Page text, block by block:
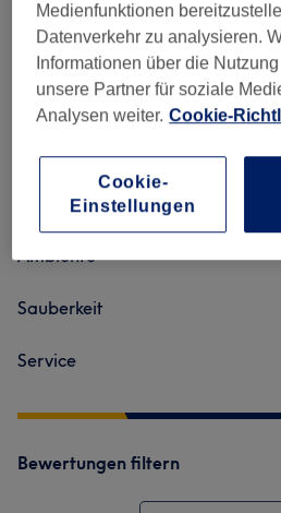
Salonbewertungen
5,0
Ambiente
Sauberkeit
Service
Bewertungen filtern
Medienfunktionen
Datenverkehr zu analysieren.
Informationen über die
unsere Partner für soziale
Analysen weiter. Cookie-
Cookie-
Einstellungen